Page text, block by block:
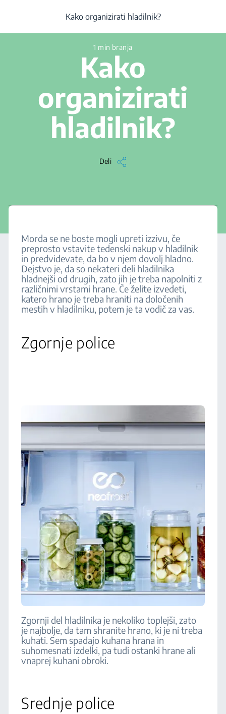
Uporaba Kako organizirati hladilnik?
1 min branja
Kako
organizirati
hladilnik?
Deli
Kako organizirati hladilnik?
Morda se ne boste mogli upreti izzivu, če
preprosto vstavite tedenski nakup v hladilnik
in predvidevate, da bo v njem dovolj hladno.
Dejstvo je, da so nekateri deli hladilnika
hladnejši od drugih, zato jih je treba napolniti z
različnimi vrstami hrane. Če želite izvedeti,
katero hrano je treba hraniti na določenih
mestih v hladilniku, potem je ta vodič za vas.
Zgornje police
Zgornji del hladilnika je nekoliko toplejši, zato
je najbolje, da tam shranite hrano, ki je ni treba
kuhati. Sem spadajo kuhana hrana in
suhomesnati izdelki, pa tudi ostanki hrane ali
vnaprej kuhani obroki.
Srednje police